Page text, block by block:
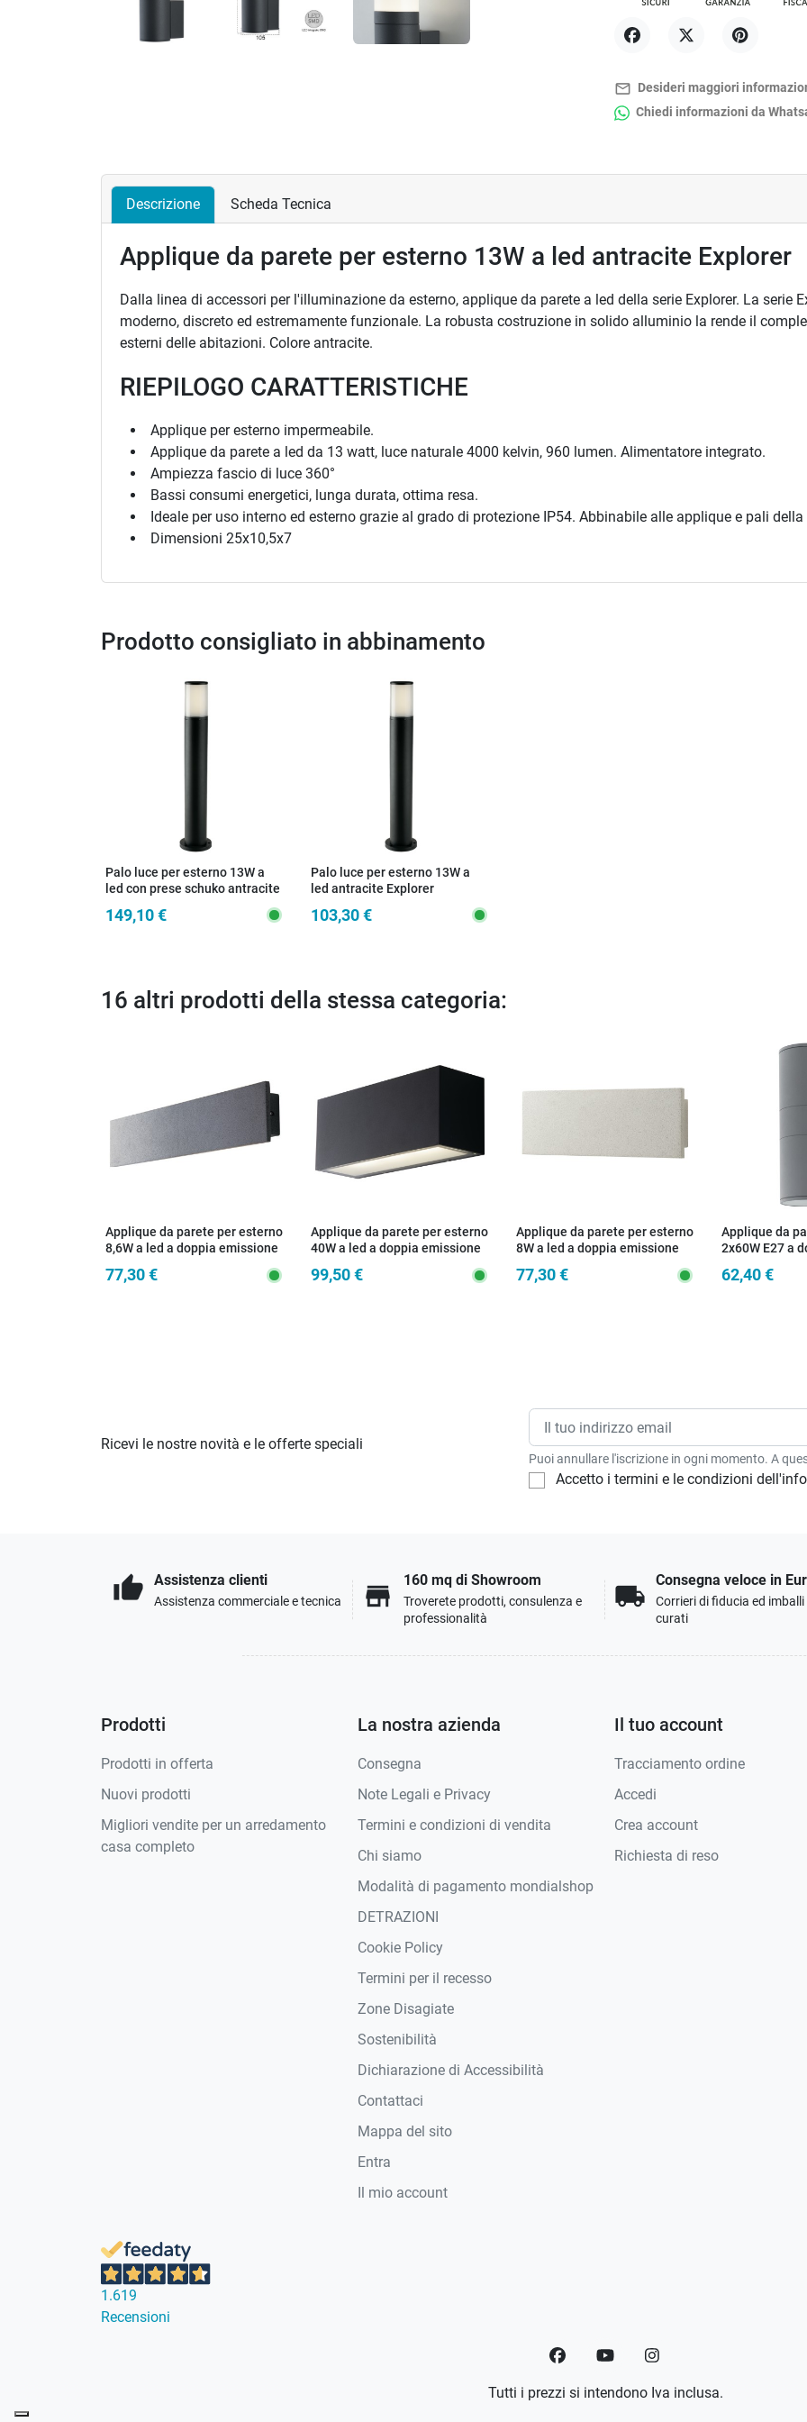
mail_outline Desideri maggiori
Chiedi informazioni da
Descrizione Scheda Tecnica
Applique da parete per esterno 13W a led antracite Explorer
Dalla linea di accessori per l'illuminazione da esterno, applique da parete a led della serie Explorer. La serie
moderno, discreto ed estremamente funzionale. La robusta costruzione in solido alluminio la rende il
esterni delle abitazioni. Colore antracite.
RIEPILOGO CARATTERISTICHE
Applique per esterno impermeabile.
Applique da parete a led da 13 watt, luce naturale 4000 kelvin, 960 lumen. Alimentatore integrato.
Ampiezza fascio di luce 360°
Bassi consumi energetici, lunga durata, ottima resa.
Ideale per uso interno ed esterno grazie al grado di protezione IP54. Abbinabile alle applique e pali della
Dimensioni 25x10,5x7
Prodotto consigliato in abbinamento
Palo luce per esterno 13W a
led con prese schuko antracite
149,10 €
Palo luce per esterno 13W a
led antracite Explorer
103,30 €
16 altri prodotti della stessa categoria:
Applique da parete per esterno
8,6W a led a doppia emissione
77,30 €
Applique da parete per esterno
40W a led a doppia emissione
99,50 €
Applique da parete per esterno
8W a led a doppia emissione
77,30 €
Applique da
2x60W E27 a
62,40 €
Ricevi le nostre novità e le offerte speciali
Puoi annullare l'iscrizione in ogni momento. A
Accetto i termini e le condizioni
thumb_up Assistenza clienti
Assistenza commerciale e tecnica store
160 mq di Showroom
Troverete prodotti, consulenza e
professionalità
local_shipping
Consegna veloce in
Corrieri di fiducia ed imballi
curati
Prodotti
Prodotti in offerta
Nuovi prodotti
Migliori vendite per un arredamento
casa completo
La nostra azienda
Consegna
Note Legali e Privacy
Termini e condizioni di vendita
Chi siamo
Modalità di pagamento mondialshop
DETRAZIONI
Cookie Policy
Termini per il recesso
Zone Disagiate
Sostenibilità
Dichiarazione di Accessibilità
Contattaci
Mappa del sito
Entra
Il mio account
Il tuo account
Tracciamento ordine
Accedi
Crea account
Richiesta di reso
1.619
Recensioni
Tutti i prezzi si intendono Iva inclusa.